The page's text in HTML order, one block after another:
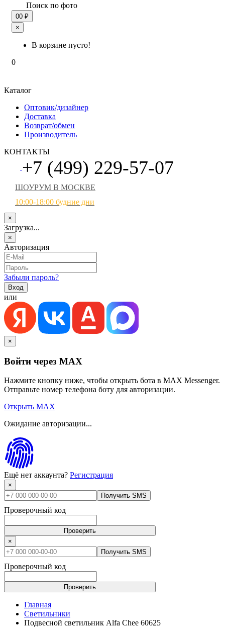
Поиск по фото
00 ₽
×
В корзине пусто!
0
Каталог
Оптовик/дизайнер
Доставка
Возврат/обмен
Производитель
КОНТАКТЫ
+7 (499) 229-57-07
ШОУРУМ В МОСКВЕ
10:00-18:00 будние дни
×
Загрузка...
×
Авторизация
Забыли пароль?
или
×
Войти через MAX
Нажмите кнопку ниже, чтобы открыть бота в MAX Messenger.
Отправьте номер телефона боту для авторизации.
Открыть MAX
Ожидание авторизации...
Ещё нет аккаунта? Регистрация
×
Получить SMS
Проверочный код
Проверить
×
Получить SMS
Проверочный код
Проверить
Главная
Светильники
Подвесной светильник Alfa Chee 60625